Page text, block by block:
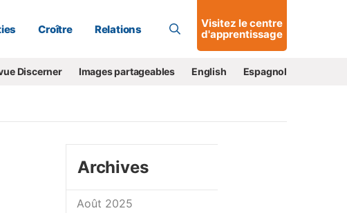
Allons-y !
Croître Relations
Visitez le centre
d'apprentissage
Discerner Images partageables English Espagnol
Archives
Août 2025